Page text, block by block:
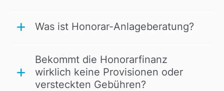
Was ist Honorar-Anlageberatung?
Bekommt die Honorarfinanz
wirklich keine Provisionen oder
versteckten Gebühren?